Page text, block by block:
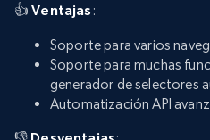
👍Ventajas :
Soporte para varios
Soporte para muchas
generador de selectores
Automatización API